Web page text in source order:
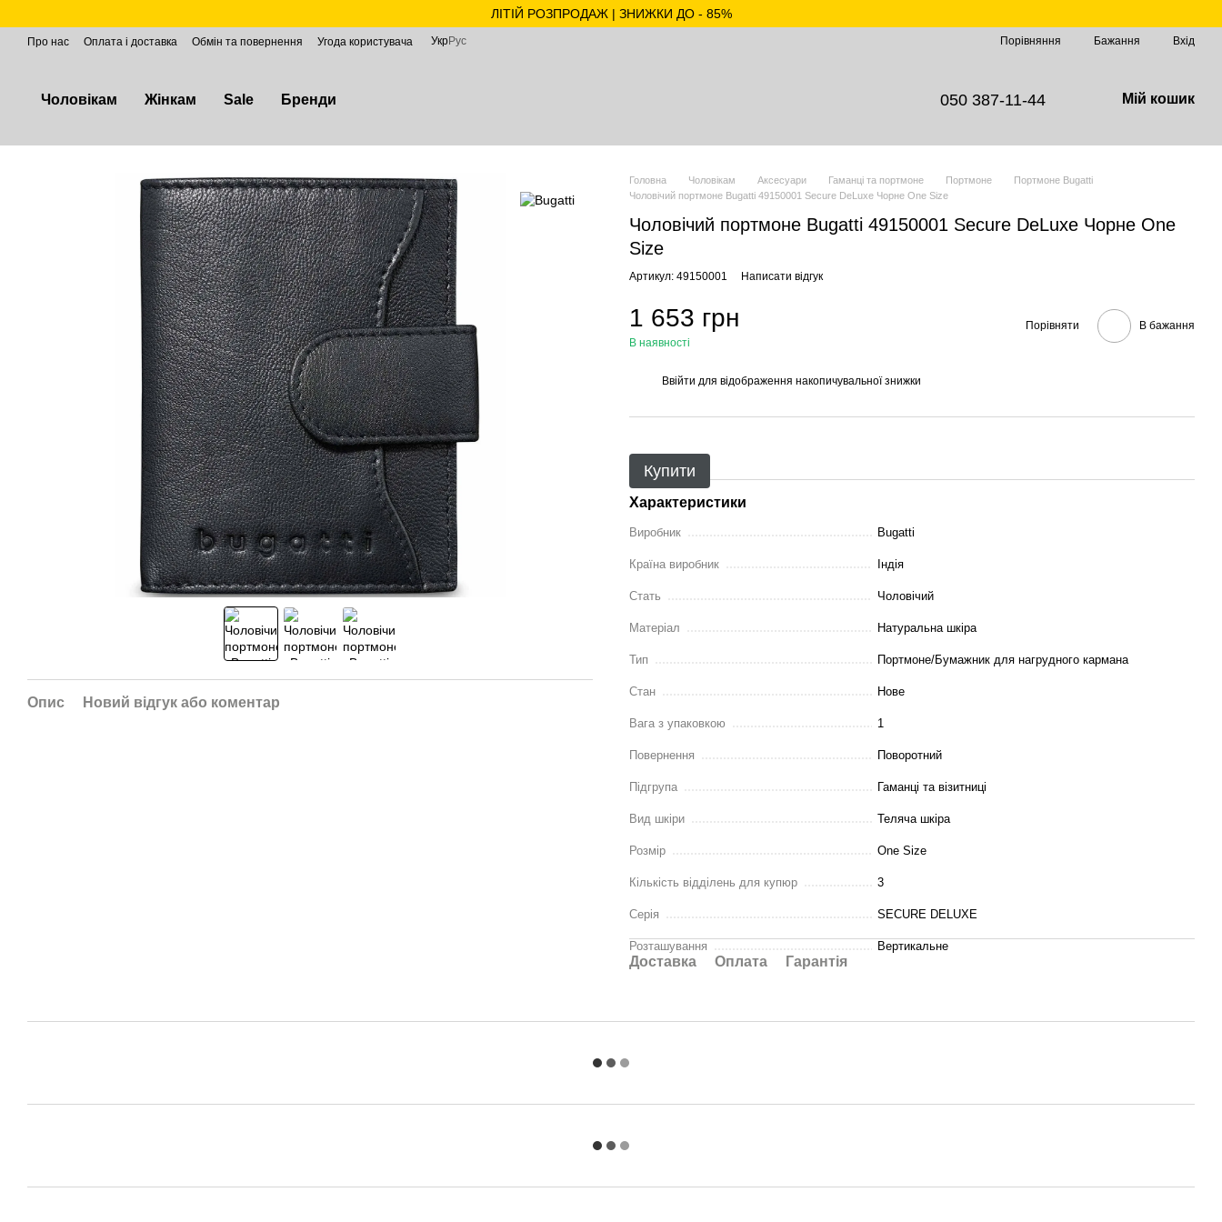
ЛІТІЙ РОЗПРОДАЖ | ЗНИЖКИ ДО - 85%
Про нас Оплата і доставка Обмін та повернення Угода користувача УкрРус Порівняння Бажання Вхід
Чоловікам Жінкам Sale Бренди 050 387-11-44 Мій кошик
Опис Новий відгук або коментар
Головна Чоловікам Аксесуари Гаманці та портмоне Портмоне
Портмоне Bugatti
Чоловічий портмоне Bugatti 49150001 Secure DeLuxe Чорне One Size
Чоловічий портмоне Bugatti 49150001 Secure DeLuxe Чорне One
Size
Артикул: 49150001 Написати відгук
1 653 грн
В наявності
Порівняти В бажання
Ввійти для відображення накопичувальної знижки
Купити
Характеристики
Виробник Bugatti
Країна виробник Індія
Стать Чоловічий
Матеріал Натуральна шкіра
Тип Портмоне/Бумажник для нагрудного кармана
Стан Нове
Вага з упаковкою 1
Повернення Поворотний
Підгрупа Гаманці та візитниці
Вид шкіри Теляча шкіра
Розмір One Size
Кількість відділень для купюр 3
Серія SECURE DELUXE
Розташування Вертикальне
Доставка Оплата Гарантія